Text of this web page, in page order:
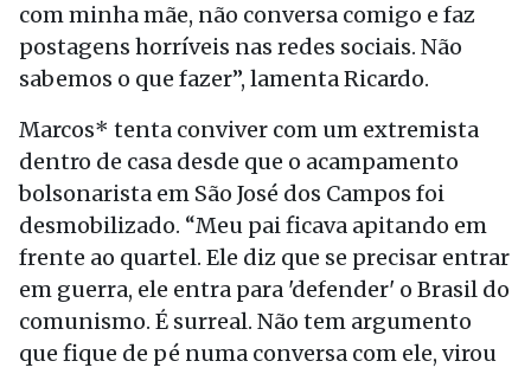
com minha mãe, não conversa comigo e faz
postagens horríveis nas redes sociais. Não
sabemos o que fazer”, lamenta Ricardo.
Marcos* tenta conviver com um extremista
dentro de casa desde que o acampamento
bolsonarista em São José dos Campos foi
desmobilizado. “Meu pai ficava apitando em
frente ao quartel. Ele diz que se precisar entrar
em guerra, ele entra para 'defender' o Brasil do
comunismo. É surreal. Não tem argumento
que fique de pé numa conversa com ele, virou